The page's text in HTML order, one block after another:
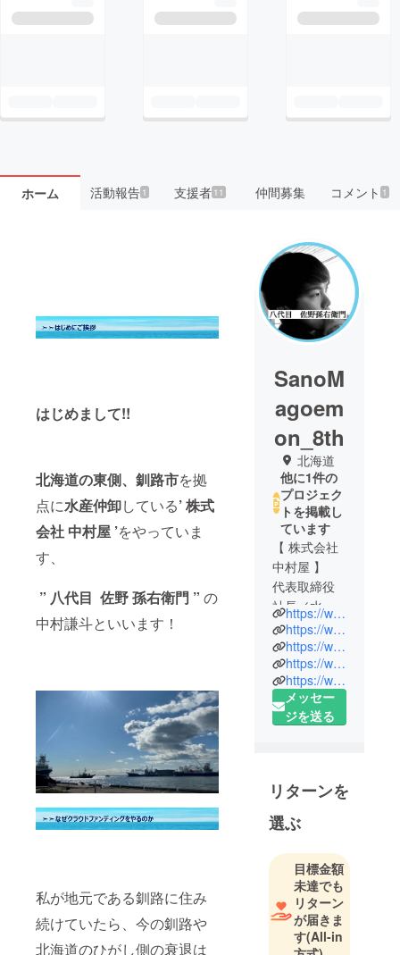
ホーム 活動報告1 支援者 11 仲間募集 コメント 1
はじめまして!!
北海道の東側、 釧路市を拠
点に水産仲卸している’ 株式
会社 中村屋 ’をやっていま
す、
” 八代目 佐野 孫右衛門 ” の
中村謙斗といいます！
私が地元である釧路に住み
続けていたら、今の釧路や
北海道のひがし側の衰退は
SanoM
agoem
on_8th
北海道
他に1件の
プロジェク
トを掲載し
ています
【 株式会社
中村屋 】
代表取締役
社長／水産
仲卸小売
八代目 佐野
孫右衛門（
中村 謙斗 )
🐟お仕事
卸を繋ぐ
➣水産加工と
ECコンサル
➣水産物の
ネット販売
➣飲食店のコ
ンサルティ
ング
https://www.instagram.com/kento.nakamura0424/?hl=ja
https://wstkg5348402000.wixsite.com/nakamuraya
https://www.nakamuraya.online/
https://www.instagram.com/nakamuraya_official/?hl=ja
https://www.facebook.com/kento.nakamura.1650
メッセー
ジを送る
リターンを
選ぶ
目標金額
未達でも
リターン
が届きま
す(All-in